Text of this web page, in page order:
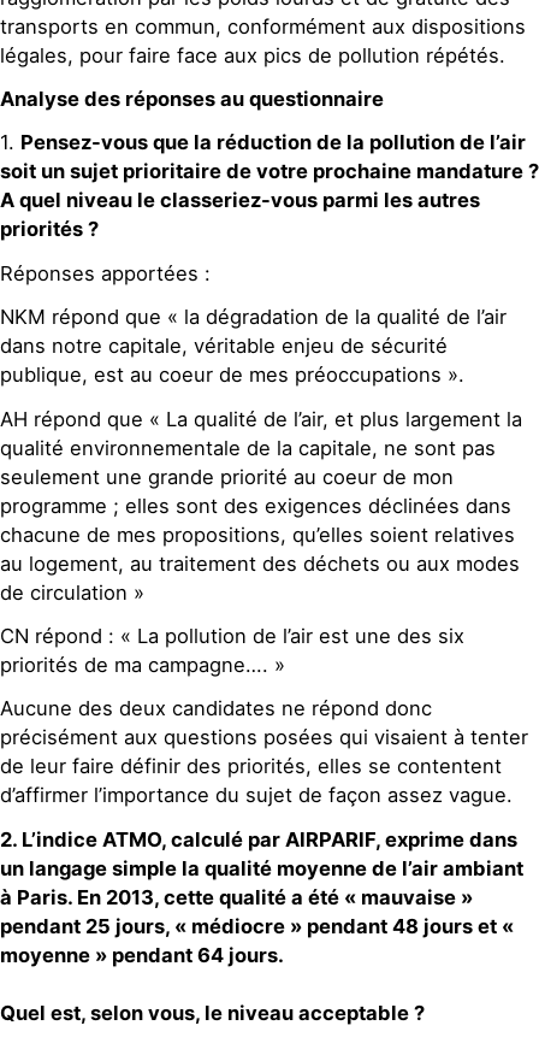
transports en commun, conformément aux dispositions
légales, pour faire face aux pics de pollution répétés.
Analyse des réponses au questionnaire
1. Pensez-vous que la réduction de la pollution de l’air
soit un sujet prioritaire de votre prochaine mandature ?
A quel niveau le classeriez-vous parmi les autres
priorités ?
Réponses apportées :
NKM répond que « la dégradation de la qualité de l’air
dans notre capitale, véritable enjeu de sécurité
publique, est au coeur de mes préoccupations ».
AH répond que « La qualité de l’air, et plus largement la
qualité environnementale de la capitale, ne sont pas
seulement une grande priorité au coeur de mon
programme ; elles sont des exigences déclinées dans
chacune de mes propositions, qu’elles soient relatives
au logement, au traitement des déchets ou aux modes
de circulation »
CN répond : « La pollution de l’air est une des six
priorités de ma campagne…. »
Aucune des deux candidates ne répond donc
précisément aux questions posées qui visaient à tenter
de leur faire définir des priorités, elles se contentent
d’affirmer l’importance du sujet de façon assez vague.
2. L’indice ATMO, calculé par AIRPARIF, exprime dans
un langage simple la qualité moyenne de l’air ambiant
à Paris. En 2013, cette qualité a été « mauvaise »
pendant 25 jours, « médiocre » pendant 48 jours et «
moyenne » pendant 64 jours.
Quel est, selon vous, le niveau acceptable ?